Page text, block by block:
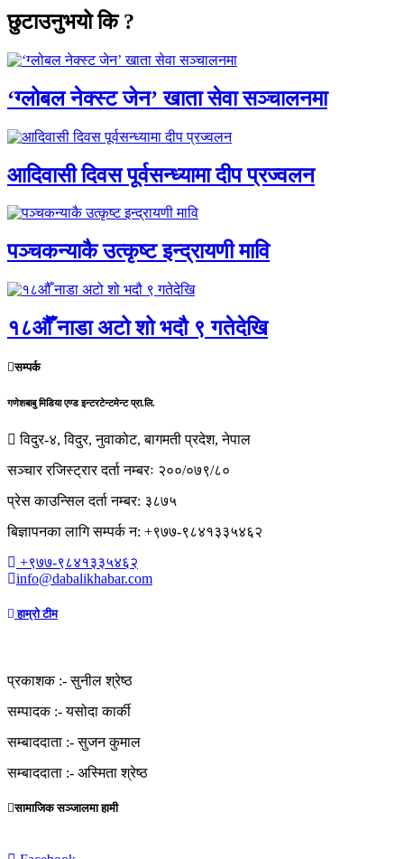
छुटाउनुभयो कि ?
‘ग्लोबल नेक्स्ट जेन’ खाता सेवा सञ्चालनमा
आदिवासी दिवस पूर्वसन्ध्यामा दीप प्रज्वलन
पञ्चकन्याकै उत्कृष्ट इन्द्रायणी मावि
१८औँ नाडा अटो शो भदौ ९ गतेदेखि
सम्पर्क
गणेशबाबु मिडिया एण्ड इन्टरटेन्टमेन्ट प्रा.लि.
विदुर-४, विदुर, नुवाकोट, बागमती प्रदेश, नेपाल
सञ्चार रजिस्ट्रार दर्ता नम्बरः २००/०७९/८०
प्रेस काउन्सिल दर्ता नम्बर: ३८७५
बिज्ञापनका लागि सम्पर्क न: +९७७-९८४१३३५४६२
+९७७-९८४१३३५४६२
info@dabalikhabar.com
हाम्रो टीम
प्रकाशक :-सुनील श्रेष्ठ
सम्पादक :-यसोदा कार्की
सम्बाददाता :-सुजन कुमाल
सम्बाददाता :- अस्मिता श्रेष्ठ
सामाजिक सञ्जालमा हामी